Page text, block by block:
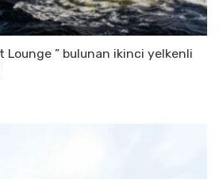
Lounge ” bulunan ikinci yelkenli